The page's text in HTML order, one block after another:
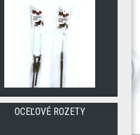
OCEĽOVÉ ROZETY